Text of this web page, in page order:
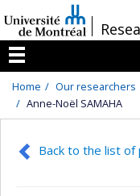
au
contenu
/
Menu
Home Our researchers
Anne-Noël SAMAHA
Back to the list